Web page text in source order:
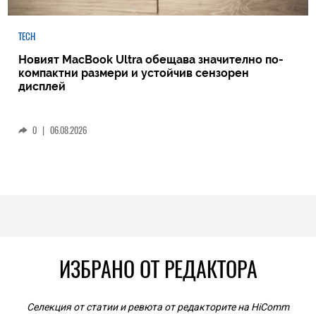
TECH
Новият MacBook Ultra обещава значително по-
компактни размери и устойчив сензорен
дисплей
0 | 06.08.2026
ИЗБРАНО ОТ РЕДАКТОРА
Селекция от статии и ревюта от редакторите на HiComm